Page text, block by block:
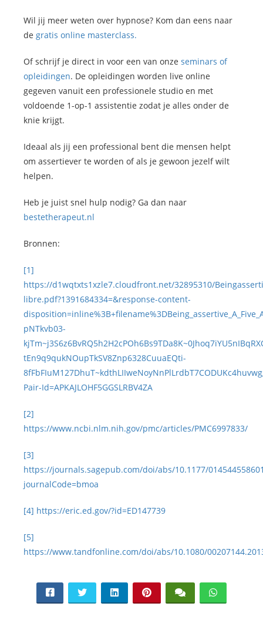
Wil jij meer weten over hypnose? Kom dan eens naar
de gratis online masterclass.
Of schrijf je direct in voor een van onze seminars of
opleidingen. De opleidingen worden live online
gegeven vanuit een professionele studio en met
voldoende 1-op-1 assistentie zodat je alles onder de
knie krijgt.
Ideaal als jij een professional bent die mensen helpt
om assertiever te worden of als je gewoon jezelf wilt
helpen.
Heb je juist snel hulp nodig? Ga dan naar
bestetherapeut.nl
Bronnen:
[1]
https://d1wqtxts1xzle7.cloudfront.net/32895310/
libre.pdf?1391684334=&response-content-
pNTkvb03-
tEn9q9qukNOupTkSV8Znp6328CuuaEQti-
Pair-Id=APKAJLOHF5GGSLRBV4ZA
[2]
https://www.ncbi.nlm.nih.gov/pmc/articles/PMC6997833/
[3]
https://journals.sagepub.com/doi/abs/10.1177/
journalCode=bmoa
[4] https://eric.ed.gov/?id=ED147739
[5]
https://www.tandfonline.com/doi/abs/10.1080/